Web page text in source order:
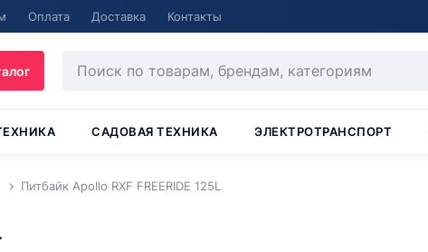
Оплата Доставка Контакты
САДОВАЯ ТЕХНИКА ЭЛЕКТРОТРАНСПОРТ
Питбайк Apollo RXF FREERIDE 125L